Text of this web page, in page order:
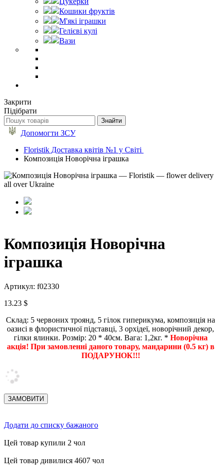
Кошики фруктів
М'які іграшки
Гелієві кулі
Вази
Закрити
Підібрати
Допомогти ЗСУ
Floristik Доставка квітів №1 у Світі
Композиція Новорічна іграшка
Композиція Новорічна
іграшка
Артикул: f02330
13.23 $
Склад: 5 червоних троянд, 5 гілок гиперикума, композиція на
оазисі в флористичної підставці, 3 орхідеї, новорічний декор,
гілки ялинки. Розмір: 20 * 40см. Вага: 1,2кг. * Новорічна
акція! При замовленні даного товару, мандарини (0.5 кг) в
ПОДАРУНОК!!!
Додати до списку бажаного
Цей товар купили 2 чол
Цей товар дивилися 4607 чол